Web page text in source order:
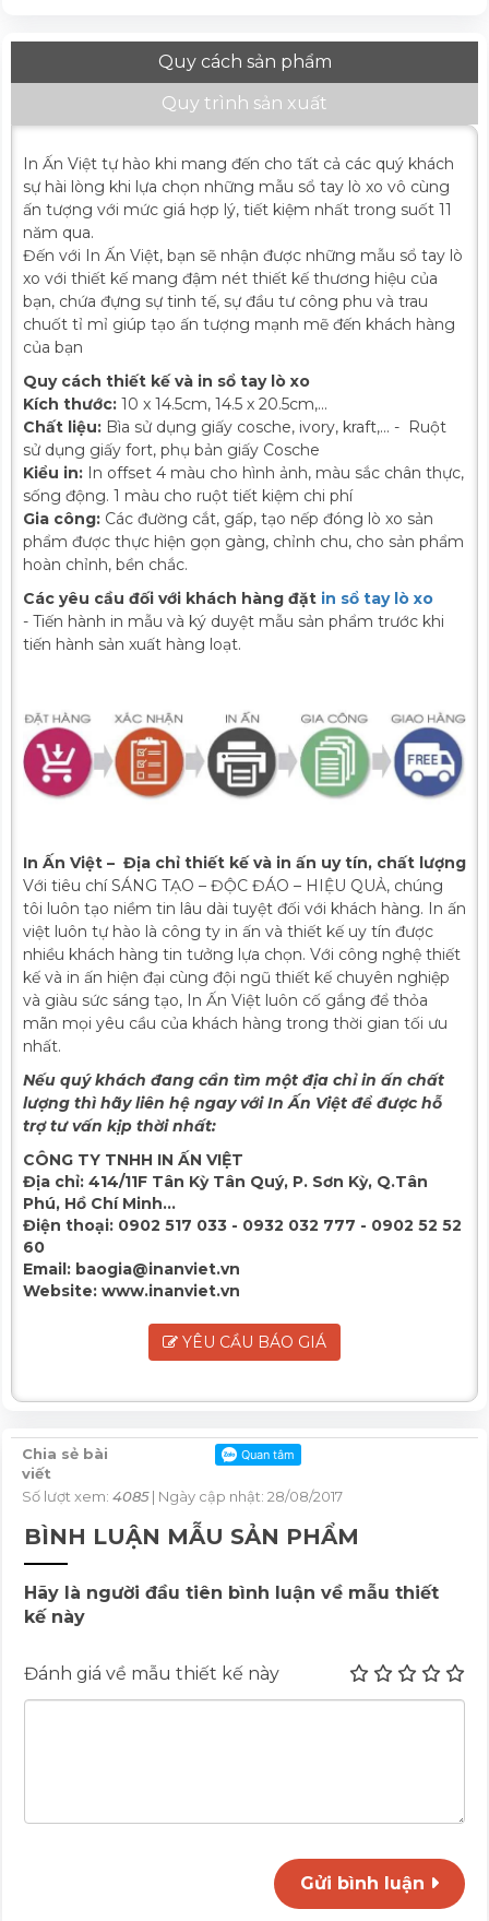
Quy cách sản phẩm
Quy trình sản xuất
In Ấn Việt tự hào khi mang đến cho tất cả các quý khách
sự hài lòng khi lựa chọn những mẫu sổ tay lò xo vô cùng
ấn tượng với mức giá hợp lý, tiết kiệm nhất trong suốt 11
năm qua.
Đến với In Ấn Việt, bạn sẽ nhận được những mẫu sổ tay lò
xo với thiết kế mang đậm nét thiết kế thương hiệu của
bạn, chứa đựng sự tinh tế, sự đầu tư công phu và trau
chuốt tỉ mỉ giúp tạo ấn tượng mạnh mẽ đến khách hàng
của bạn
Quy cách thiết kế và in sổ tay lò xo
Kích thước: 10 x 14.5cm, 14.5 x 20.5cm,...
Chất liệu: Bìa sử dụng giấy cosche, ivory, kraft,... - Ruột
sử dụng giấy fort, phụ bản giấy Cosche
Kiểu in: In offset 4 màu cho hình ảnh, màu sắc chân thực,
sống động. 1 màu cho ruột tiết kiệm chi phí
Gia công: Các đường cắt, gấp, tạo nếp đóng lò xo sản
phẩm được thực hiện gọn gàng, chỉnh chu, cho sản phẩm
hoàn chỉnh, bền chắc.
Các yêu cầu đối với khách hàng đặt in sổ tay lò xo
- Tiến hành in mẫu và ký duyệt mẫu sản phẩm trước khi
tiến hành sản xuất hàng loạt.
In Ấn Việt – Địa chỉ thiết kế và in ấn uy tín, chất lượng
Với tiêu chí SÁNG TẠO – ĐỘC ĐÁO – HIỆU QUẢ, chúng
tôi luôn tạo niềm tin lâu dài tuyệt đối với khách hàng. In ấn
việt luôn tự hào là công ty in ấn và thiết kế uy tín được
nhiều khách hàng tin tưởng lựa chọn. Với công nghệ thiết
kế và in ấn hiện đại cùng đội ngũ thiết kế chuyên nghiệp
và giàu sức sáng tạo, In Ấn Việt luôn cố gắng để thỏa
mãn mọi yêu cầu của khách hàng trong thời gian tối ưu
nhất.
Nếu quý khách đang cần tìm một địa chỉ in ấn chất
lượng thì hãy liên hệ ngay với In Ấn Việt để được hỗ
trợ tư vấn kịp thời nhất:
CÔNG TY TNHH IN ẤN VIỆT
Địa chỉ: 414/11F Tân Kỳ Tân Quý, P. Sơn Kỳ, Q.Tân
Phú, Hồ Chí Minh...
Điện thoại: 0902 517 033 - 0932 032 777 - 0902 52 52
60
Email: baogia@inanviet.vn
Website: www.inanviet.vn
YÊU CẦU BÁO GIÁ
Chia sẻ bài
viết
Số lượt xem: 4085| Ngày cập nhật: 28/08/2017
BÌNH LUẬN MẪU SẢN PHẨM
Hãy là người đầu tiên bình luận về mẫu thiết
kế này
Đánh giá về mẫu thiết kế này
Gửi bình luận